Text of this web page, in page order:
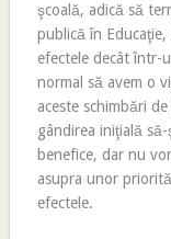
şcoală, adică să
publică în
efectele decât într-
normal să avem o
aceste schimbări
gândirea iniţială
benefice, dar nu
asupra unor
efectele.